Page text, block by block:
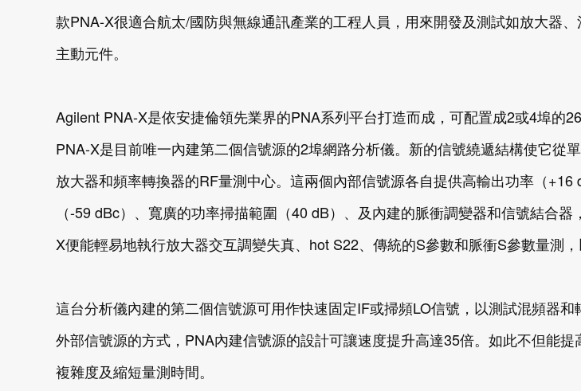
款PNA-X很適合航太/國防與無線通訊產業的工程人員，用來開發及測試如放大器
主動元件。
Agilent PNA-X是依安捷倫領先業界的PNA系列平台打造而成，可配置成2或4埠的
PNA-X是目前唯一內建第二個信號源的2埠網路分析儀。新的信號繞遞結構使它從
放大器和頻率轉換器的RF量測中心。這兩個內部信號源各自提供高輸出功率（+16
（-59 dBc）、寬廣的功率掃描範圍（40 dB）、及內建的脈衝調變器和信號結合
X便能輕易地執行放大器交互調變失真、hot S22、傳統的S參數和脈衝S參數量測，
這台分析儀內建的第二個信號源可用作快速固定IF或掃頻LO信號，以測試混頻器和
外部信號源的方式，PNA內建信號源的設計可讓速度提升高達35倍。如此不但能
複雜度及縮短量測時間。